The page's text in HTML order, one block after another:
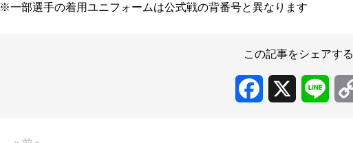
※一部選手の着用ユニフォームは公式戦の背番号と異なります
この記事をシェアする
Facebook Line